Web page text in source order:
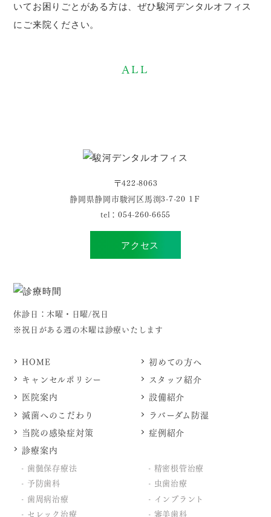
いてお困りごとがある方は、ぜひ駿河デンタルオフィス
にご来院ください。
ALL
〒422-8063
静岡県静岡市駿河区馬渕3-7-20 1Ｆ
tel： 054-260-6655
アクセス
休診日：木曜・日曜/祝日
※祝日がある週の木曜は診療いたします
HOME
初めての方へ
キャンセルポリシー
スタッフ紹介
医院案内
設備紹介
滅菌へのこだわり
ラバーダム防湿
当院の感染症対策
症例紹介
診療案内
歯髄保存療法
精密根管治療
予防歯科
虫歯治療
歯周病治療
インプラント
セレック治療
審美歯科